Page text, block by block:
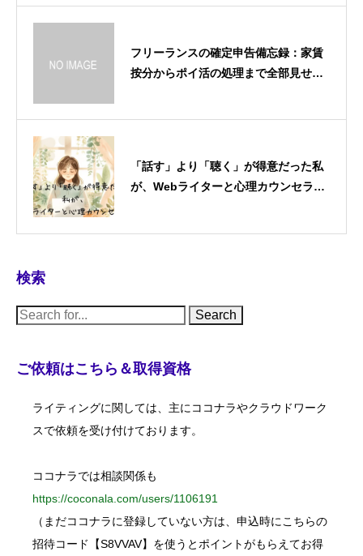
フリーランスの確定申告備忘録：家賃
按分からポイ活の処理まで全部見せま
「話す」より「聴く」が得意だった私
が、Webライターと心理カウンセラー
検索
S
e
c
h
ご依頼はこちら＆取得資格
ライティングに関しては、主にココナラやクラウドワーク
スで依頼を受け付けております。
ココナラでは相談関係も
https://coconala.com/users/1106191
（まだココナラに登録していない方は、申込時にこちらの
招待コード【S8VVAV】を使うとポイントがもらえてお得